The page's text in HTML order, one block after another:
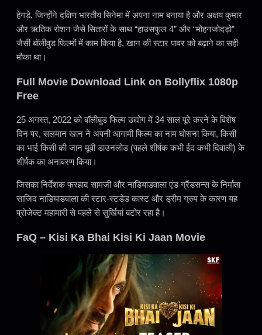
हेगड़े, जिन्होंने दक्षिण भारतीय सिनेमा में अपना नाम बनाया है और अक्षय कुमार
और ऋतिक रोशन जैसे सितारों के साथ “हाउसफुल 4” और “मोहनजोदड़ो”
जैसी बॉलीवुड फिल्मों में काम किया है, खान की स्टार पावर को बढ़ाने का सही
मौका था।
Full Movie Download Link on Bollyflix 1080p
Free
25 अगस्त, 2022 को बॉलीबुड फिल्म उद्योग में 34 साल पूरे करने के विशेष
दिन पर, सलमान खान ने अपनी आगामी फिल्म का नाम घोसना किया, किसी
का भाई किसी की जान मूवी डाउनलोड (पहले शीर्षक कभी ईद कभी दिवाली) के
शीर्षक का अनावरण किया।
जिसका निर्देशक फरहाद सामजी और नाडियाडवाला एंड ग्रैंडसन्स के निर्माता
साजिद नाडियाडवाला की स्टार-स्टडेड कास्ट और ड्रीम ग्रुप के कारण यह
प्रोजेक्ट महामारी से पहले से सुर्खियां बटोर रहा है।
FaQ – Kisi Ka Bhai Kisi Ki Jaan Movie